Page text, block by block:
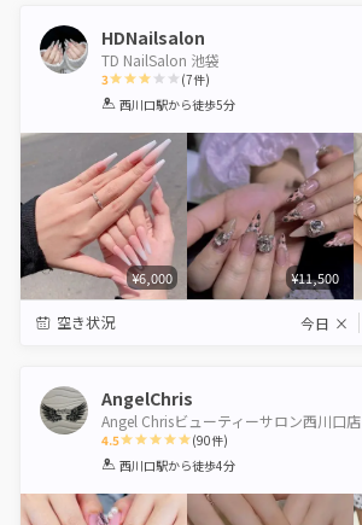
HDNailsalon
TD NailSalon 池袋
3
1 2 3 4 5
(7件)
西川口駅から徒歩5分
¥6,000 ¥11,500
空き状況 今日 ×
AngelChris
Angel Chrisビューティーサロン西川口店
4.5
1 2 3 4 5
(90件)
西川口駅から徒歩4分